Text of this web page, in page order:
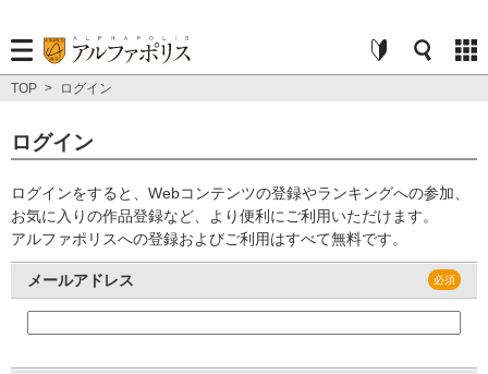
TOP > ログイン
ログイン
ログインをすると、Webコンテンツの登録やランキングへの参加、
お気に入りの作品登録など、より便利にご利用いただけます。
アルファポリスへの登録およびご利用はすべて無料です。
メールアドレス